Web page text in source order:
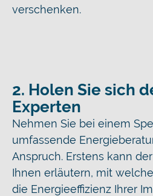
verschenken.
2. Holen Sie sich
Experten
Nehmen Sie bei einem
umfassende
Anspruch. Erstens kann
Ihnen erläutern, mit
die Energieeffizienz Ihrer